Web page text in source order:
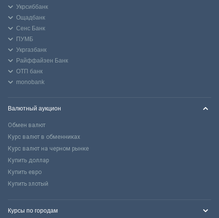
Укрсиббанк
Ощадбанк
Сенс Банк
ПУМБ
Укргазбанк
Райффайзен Банк
ОТП банк
monobank
Валютный аукцион
Обмен валют
Курс валют в обменниках
Курс валют на черном рынке
Купить доллар
Купить евро
Купить злотый
Курсы по городам